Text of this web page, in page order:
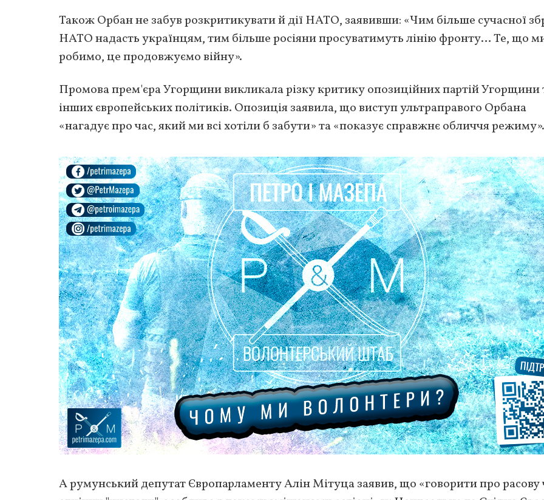
Також Орбан не забув розкритикувати й дії НАТО, заявивши: «Чим більше сучасної
НАТО надасть українцям, тим більше росіяни просуватимуть лінію фронту… Те, що
робимо, це продовжуємо війну».
Промова прем'єра Угорщини викликала різку критику опозиційних партій Угорщини
інших європейських політиків. Опозиція заявила, що виступ ультраправого Орбана
«нагадує про час, який ми всі хотіли б забути» та «показує справжнє обличчя режиму».
А румунський депутат Європарламенту Алін Мітуца заявив, що «говорити про расову